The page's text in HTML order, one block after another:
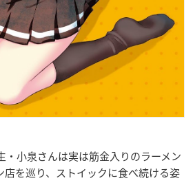
・小泉さんは実は筋金入りのラーメン
店を巡り、ストイックに食べ続ける姿